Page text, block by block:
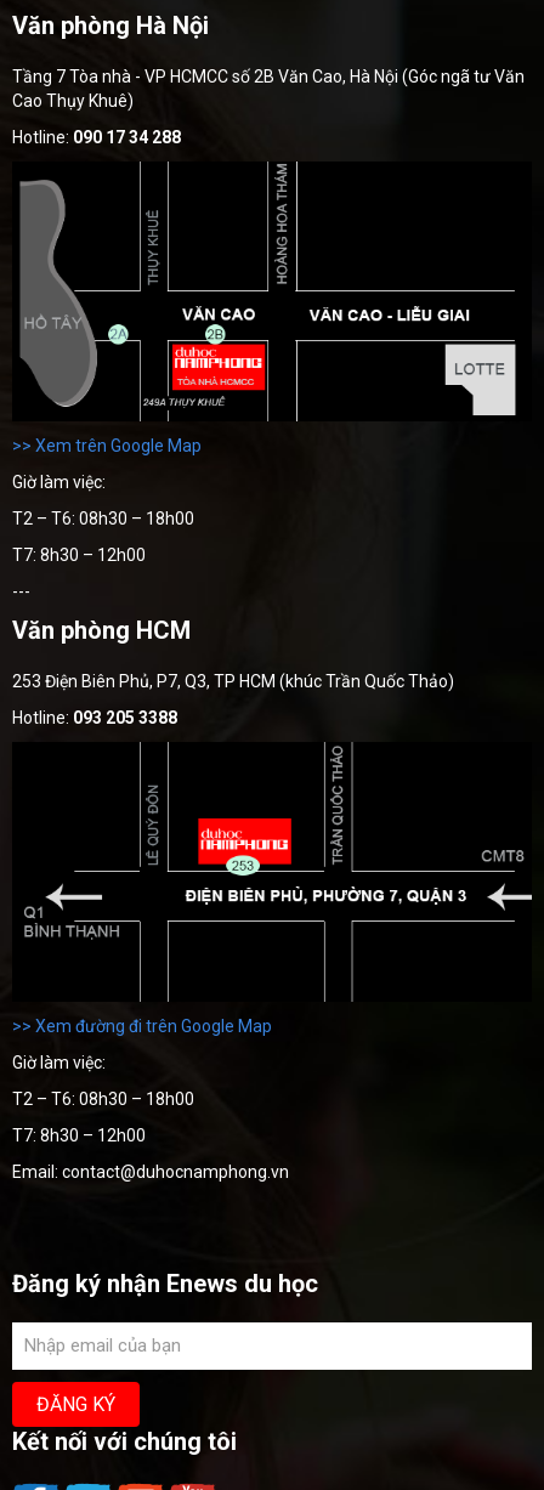
Văn phòng Hà Nội
Tầng 7 Tòa nhà - VP HCMCC số 2B Văn Cao, Hà Nội (Góc ngã tư Văn
Cao Thụy Khuê)
Hotline: 090 17 34 288
>> Xem trên Google Map
Giờ làm việc:
T2 – T6: 08h30 – 18h00
T7: 8h30 – 12h00
---
Văn phòng HCM
253 Điện Biên Phủ, P7, Q3, TP HCM (khúc Trần Quốc Thảo)
Hotline: 093 205 3388
>> Xem đường đi trên Google Map
Giờ làm việc:
T2 – T6: 08h30 – 18h00
T7: 8h30 – 12h00
Email: contact@duhocnamphong.vn
Đăng ký nhận Enews du học
Kết nối với chúng tôi